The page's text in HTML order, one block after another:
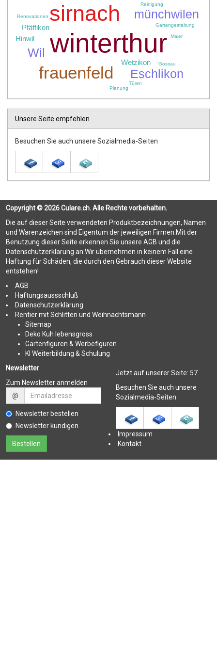
winterthur
sirnach
frauenfeld
Wil
münchwilen
Eschlikon
Wetzikon
Pfäffikon
Hinwil
Gossau
Gartengestaltung
Planung
Reinigung
Renovationen
Maler
Türen
Unsere Seite empfehlen
Besuchen Sie auch unsere Sozialmedia-Seiten
Copyright © 2026 Culare.ch. Alle Rechte vorbehalten.
Die auf dieser Seite verwendeten Produktbezeichnungen, Namen
und Warenzeichen sind Eigentum der jeweiligen Firmen.Mit der
Benutzung dieser Seite erkennen Sie unsere AGB und die
Datenschutzerklärung an.Wir übernehmen in keinem Fall eine
Haftung für Schäden, die durch den Gebrauch dieser Website
entstehen!
AGB
Haftungsaussschluß
Datenschutzerklärung
Rentier mit Schlitten und Weihnachtsmann
Sitemap
Deko Kuh lebensgross
Gartenfiguren & Werbefiguren
KI Weiterbildung & Schulung
Newsletter
Zum Newsletter anmelden
@
Newsletter bestellen
Newsletter kündigen
Jetzt auf unserer Seite: 57
Besuchen Sie auch unsere
Sozialmedia-Seiten
Impressum
Kontakt